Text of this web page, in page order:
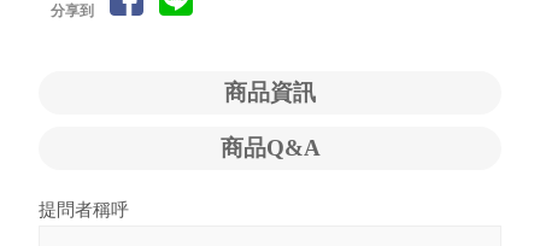
分享到
商品資訊
商品Q&A
提問者稱呼